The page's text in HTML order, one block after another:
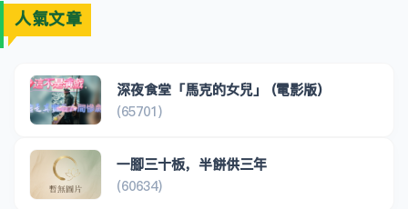
人氣文章
深夜食堂「馬克的女兒」 (電影版)
(65701)
一腳三十板，半餅供三年
(60634)